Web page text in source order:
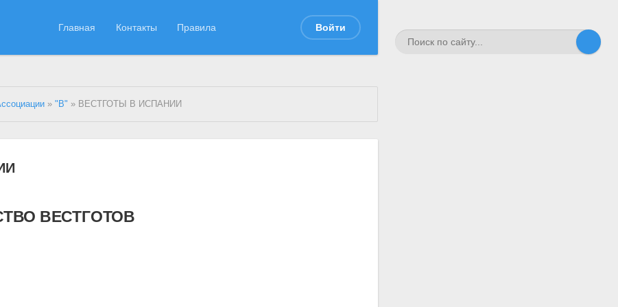
Главная Контакты Правила Войти
»"В" » ВЕСТГОТЫ В ИСПАНИИ
ВЕСТГОТОВ